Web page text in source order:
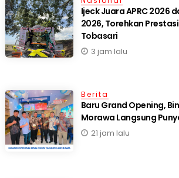
Ijeck Juara APRC 2026
2026, Torehkan
Tobasari
3 jam lalu
Berita
‎Baru Grand Opening,
21 jam lalu